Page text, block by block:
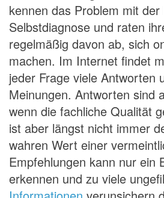
kennen das Problem mit
Selbstdiagnose und raten
regelmäßig davon ab, sich
machen. Im Internet findet
jeder Frage viele Antworten
Meinungen. Antworten sind
wenn die fachliche Qualität
ist aber längst nicht immer
wahren Wert einer
Empfehlungen kann nur ein
erkennen und zu viele